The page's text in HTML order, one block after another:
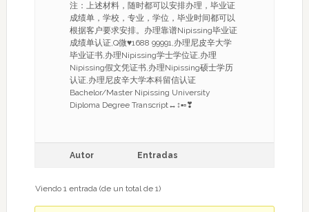
注：上述材料，随时都可以安排办理，毕业证
成绩单，学校，专业，学位，毕业时间都可以
根据客户要求安排。办理靠谱Nipissing毕业证
成绩单认证,Q微♥1688 99991,办理尼皮辛大学
毕业证书,办理Nipissing学士学位证,办理
Nipissing假文凭证书,办理Nipissing硕士学历
认证,办理尼皮辛大学本科留信认证
Bachelor/Master Nipissing University
Diploma Degree Transcript↔↕▪▫❣
Autor Entradas
Viendo 1 entrada (de un total de 1)